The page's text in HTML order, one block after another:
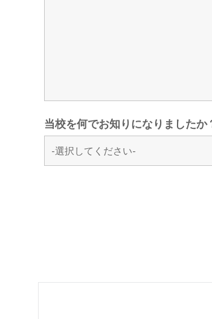
当校を何でお知りになりましたか